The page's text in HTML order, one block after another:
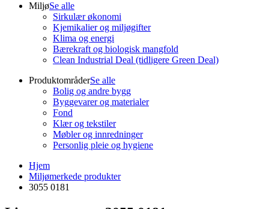
MiljøSe alle
Sirkulær økonomi
Kjemikalier og miljøgifter
Klima og energi
Bærekraft og biologisk mangfold
Clean Industrial Deal (tidligere Green Deal)
ProduktområderSe alle
Bolig og andre bygg
Byggevarer og materialer
Fond
Klær og tekstiler
Møbler og innredninger
Personlig pleie og hygiene
Hjem
Miljømerkede produkter
3055 0181